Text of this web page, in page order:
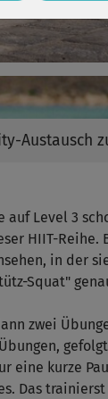
Austausch
auf Level 3
HIIT-Reihe.
in der
Squat"
zwei
eine kurze
Das